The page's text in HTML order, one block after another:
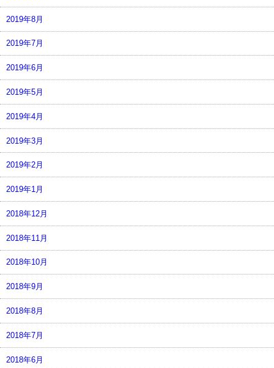
2019年8月
2019年7月
2019年6月
2019年5月
2019年4月
2019年3月
2019年2月
2019年1月
2018年12月
2018年11月
2018年10月
2018年9月
2018年8月
2018年7月
2018年6月